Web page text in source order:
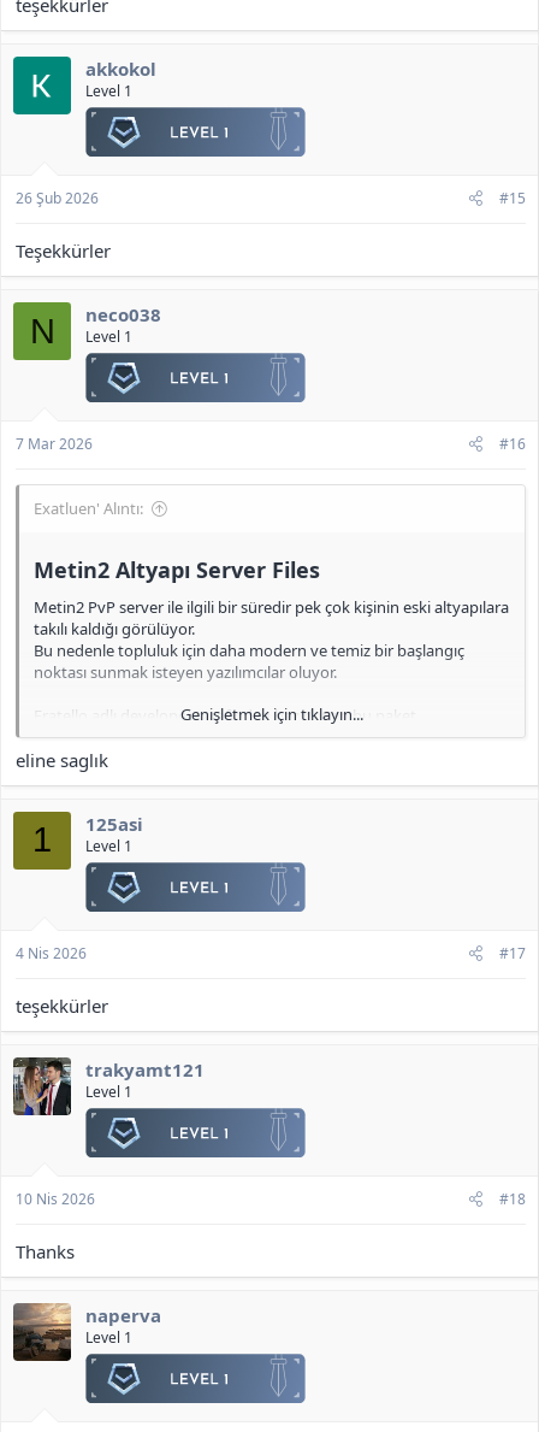
teşekkürler
akkokol
Level 1
26 Şub 2026 #15
Teşekkürler
N neco038
Level 1
7 Mar 2026 #16
Exatluen' Alıntı:
Metin2 Altyapı Server Files​
Metin2 PvP server ile ilgili bir süredir pek çok kişinin eski altyapılara
takılı kaldığı görülüyor.
Bu nedenle topluluk için daha modern ve temiz bir başlangıç
noktası sunmak isteyen yazılımcılar oluyor.
Fratello adlı developer tarafından hazırlanan bu paket,
geliştiricilerin üzerine rahatça inşa edebileceği güncel bir temel
sağlıyor.
Öne çıkan noktalar:
• MariaDB 11.8.3’e yükseltilmiş altyapı
Eskimiş MySQL 5.6 yerine daha güncel, daha kararlı ve
performanslı bir veritabanı ortamı kullanılıyor.
DX8’e ait artık kodlar veya uyumsuzluklar bulunmuyor. Temiz bir
• FreeBSD 14.3 ile tam uyum
sistem üzerinde sorunsuz şekilde çalışıyor.
Dosya Bağlantısı:
<b>[Gizli içerik]</b>
Genişletmek için tıklayın...
eline saglık
1 125asi
Level 1
4 Nis 2026 #17
teşekkürler
trakyamt121
Level 1
10 Nis 2026 #18
Thanks
naperva
Level 1